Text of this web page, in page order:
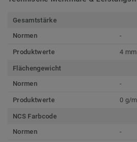
Gesamtstärke
Normen
-
Produktwerte 4 mm
Flächengewicht
Normen
-
Produktwerte 0 g/
NCS Farbcode
Normen
-